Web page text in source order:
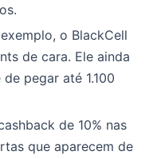
o BlackCell
de cara. Ele ainda
pegar até 1.100
de 10% nas
que aparecem de